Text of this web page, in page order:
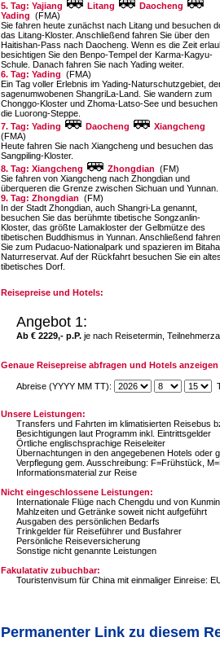
5. Tag: Yajiang
Litang
Daocheng
Yading (FMA)
Sie fahren heute zunächst nach Litang und besuchen
das Litang-Kloster. Anschließend fahren Sie über den
Haitishan-Pass nach Daocheng. Wenn es die Zeit
besichtigen Sie den Benpo-Tempel der Karma-Kagyu-
Schule. Danach fahren Sie nach Yading weiter.
6. Tag: Yading (FMA)
Ein Tag voller Erlebnis im Yading-Naturschutzgebiet,
sagenumwobenen Shangri­La-Land. Sie wandern zum
Chonggo-Kloster und Zhoma-Latso-See und besuchen
die Luorong-Steppe.
7. Tag: Yading
Daocheng
Xiangcheng
(FMA)
Heute fahren Sie nach Xiangcheng und besuchen das
Sangpiling-Kloster.
8. Tag: Xiangcheng
Zhongdian (FM)
Sie fahren von Xiangcheng nach Zhongdian und
überqueren die Grenze zwischen Sichuan und Yunnan.
9. Tag: Zhongdian (FM)
In der Stadt Zhongdian, auch Shangri-La genannt,
besuchen Sie das berühmte tibetische Songzanlin-
Kloster, das größte Lamakloster der Gelbmütze des
tibetischen Buddhismus in Yunnan. Anschließend fahren
Sie zum Pudacuo-Nationalpark und spazieren im
Naturreservat. Auf der Rückfahrt besuchen Sie ein
tibetisches Dorf.
Reisepreise und Hotels:
Angebot 1:
Ab € 2229,- p.P. je nach Reisetermin,
Genaue Reisepreise abfragen und Hotels
Abreise (YYYY MM TT):
Unsere Leistungen:
Transfers und Fahrten im klimatisierten Reisebus
Besichtigungen laut Programm inkl. Eintrittsgelder
Örtliche englischsprachige Reiseleiter
Übernachtungen in den angegebenen Hotels oder
Verpflegung gem. Ausschreibung: F=Frühstück,
Informationsmaterial zur Reise
Nicht eingeschlossene Leistungen:
Internationale Flüge nach Chengdu und von
Mahlzeiten und Getränke soweit nicht aufgeführt
Ausgaben des persönlichen Bedarfs
Trinkgelder für Reiseführer und Busfahrer
Persönliche Reiseversicherung
Sonstige nicht genannte Leistungen
Fakulatativ zubuchbar:
Touristenvisum für China mit einmaliger Einreise:
Permanenter Link zu diesem